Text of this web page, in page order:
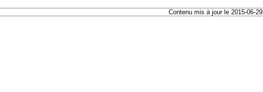
Contenu mis à jour le 2015-06-29